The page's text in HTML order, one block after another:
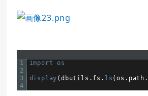
1
2
3
4
import os
display (dbutils . fs . ls (os . path .